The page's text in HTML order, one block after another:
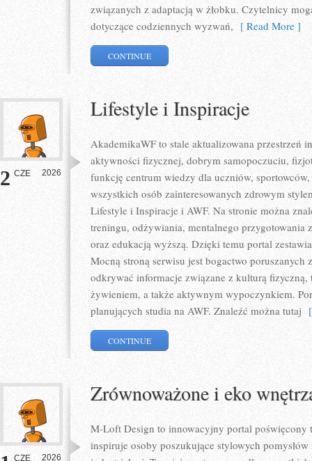
związanych z adaptacją w żłobku. Czytelnicy
dotyczące codziennych wyzwań, [ Read More ]
CONTINUE
2 CZE 2026
Lifestyle i Inspiracje
AkademikaWF to stale aktualizowana przestrzeń
aktywności fizycznej, dobrym samopoczuciu,
funkcję centrum wiedzy dla uczniów,
wszystkich osób zainteresowanych zdrowym
Lifestyle i Inspiracje i AWF. Na stronie można
treningu, odżywiania, mentalnego
oraz edukacją wyższą. Dzięki temu portal
Mocną stroną serwisu jest bogactwo poruszanych
odkrywać informacje związane z kulturą fizyczną,
żywieniem, a także aktywnym wypoczynkiem.
planujących studia na AWF. Znaleźć można tutaj
CONTINUE
CZE 2026
Zrównoważone i eko
M-Loft Design to innowacyjny portal poświęcony
inspiruje osoby poszukujące stylowych